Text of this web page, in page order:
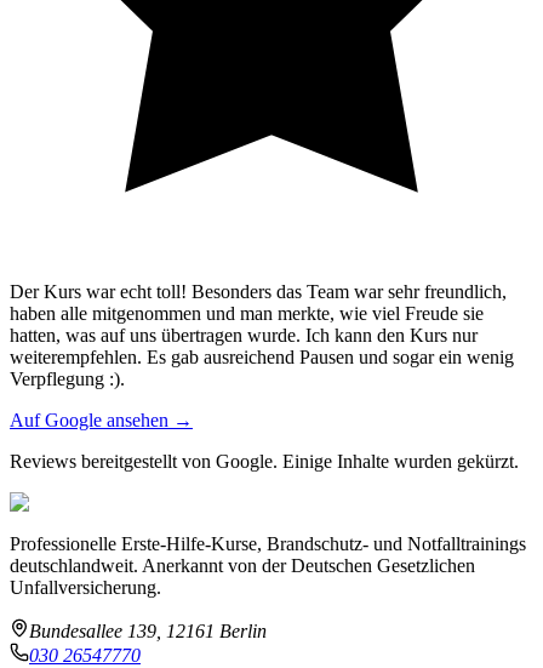
Der Kurs war echt toll! Besonders das Team war sehr freundlich,
haben alle mitgenommen und man merkte, wie viel Freude sie
hatten, was auf uns übertragen wurde. Ich kann den Kurs nur
weiterempfehlen. Es gab ausreichend Pausen und sogar ein wenig
Verpflegung :).
Auf Google ansehen →
Reviews bereitgestellt von Google. Einige Inhalte wurden gekürzt.
Professionelle Erste-Hilfe-Kurse, Brandschutz- und Notfalltrainings
deutschlandweit. Anerkannt von der Deutschen Gesetzlichen
Unfallversicherung.
Bundesallee 139, 12161 Berlin
030 26547770